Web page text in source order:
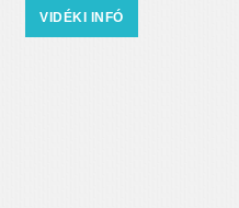
VIDÉKI INFÓ